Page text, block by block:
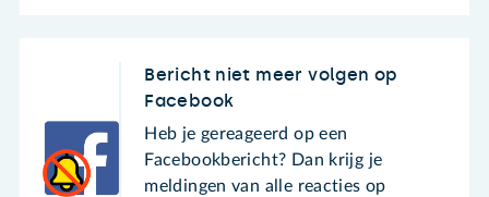
Bericht niet meer volgen op
Facebook
Heb je gereageerd op een
Facebookbericht? Dan krijg je
meldingen van alle reacties op